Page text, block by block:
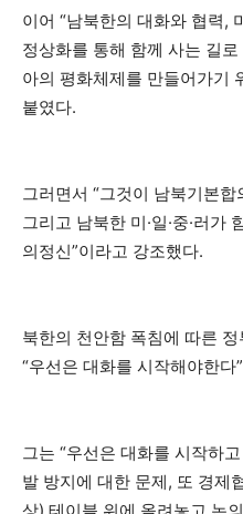
이어 “남북한의 대화와 협력,
정상화를 통해 함께 사는 길
아의 평화체제를 만들어가기
붙였다.
그러면서 “그것이 남북기본
그리고 남북한 미·일·중·러가
의정신”이라고 강조했다.
북한의 천안함 폭침에 따른
“우선은 대화를 시작해야한다
그는 “우선은 대화를 시작하
발 방지에 대한 문제, 또 경제